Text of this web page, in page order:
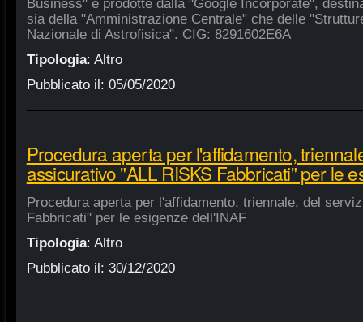
Business" e prodotte dalla "Google Incorporate",
sia della "Amministrazione Centrale" che delle
Nazionale di Astrofisica". CIG: 8291602E6A
Tipologia: Altro
Pubblicato il: 05/05/2020
Procedura aperta per l'affidamento,
assicurativo "ALL RISKS Fabbricati" per le
Procedura aperta per l'affidamento, triennale, del
Fabbricati" per le esigenze dell'INAF
Tipologia: Altro
Pubblicato il: 30/12/2020